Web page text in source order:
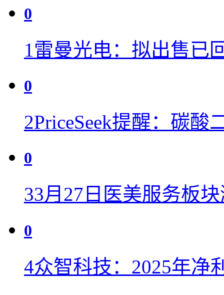
0
1雷曼光电：拟出售已
0
2PriceSeek提醒：碳酸
0
33月27日医美服务板
0
4众智科技：2025年净